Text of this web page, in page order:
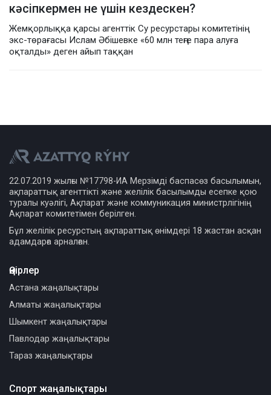
кәсіпкермен не үшін кездескен?
Жемқорлыққа қарсы агенттік Су ресурстары комитетінің
экс-төрағасы Ислам Әбішевке «60 млн теңге пара алуға
оқталды» деген айып таққан
22.07.2019 жылғы №17798-ИА Мерзімді баспасөз басылымын,
ақпараттық агенттікті және желілік басылымды есепке қою
туралы куәлігі, Ақпарат және коммуникация министрлігінің
Ақпарат комитетімен берілген.
Бұл желілік ресурстың ақпараттық өнімдері 18 жастан асқан
адамдарға арналған.
Өңірлер
Астана жаңалықтары
Алматы жаңалықтары
Шымкент жаңалықтары
Павлодар жаңалықтары
Тараз жаңалықтары
Спорт жаңалықтары